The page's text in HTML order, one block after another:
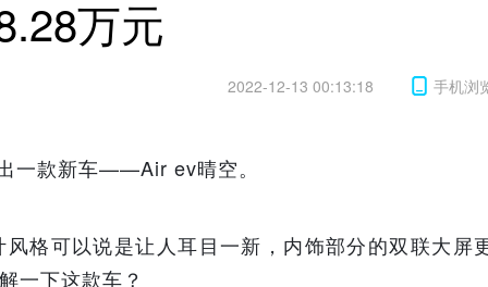
万元
2022-12-13 00:13:18 手机浏
一款新车——Air ev晴空。
格可以说是让人耳目一新，内饰部分的双联大屏
一下这款车？